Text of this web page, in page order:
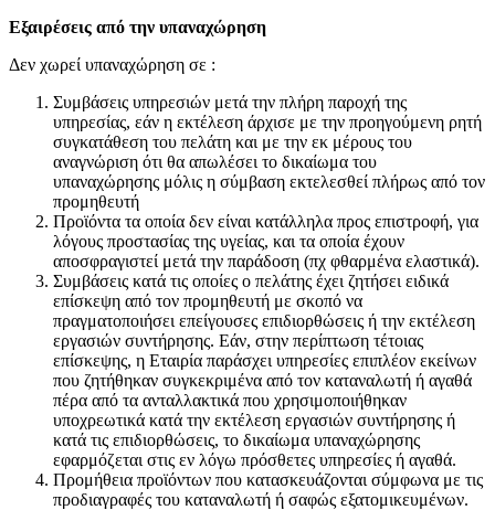
Εξαιρέσεις από την υπαναχώρηση
Δεν χωρεί υπαναχώρηση σε :
Συμβάσεις υπηρεσιών μετά την πλήρη παροχή της
υπηρεσίας, εάν η εκτέλεση άρχισε με την προηγούμενη ρητή
συγκατάθεση του πελάτη και με την εκ μέρους του
αναγνώριση ότι θα απωλέσει το δικαίωμα του
υπαναχώρησης μόλις η σύμβαση εκτελεσθεί πλήρως από τον
προμηθευτή
Προϊόντα τα οποία δεν είναι κατάλληλα προς επιστροφή, για
λόγους προστασίας της υγείας, και τα οποία έχουν
αποσφραγιστεί μετά την παράδοση (πχ φθαρμένα ελαστικά).
Συμβάσεις κατά τις οποίες ο πελάτης έχει ζητήσει ειδικά
επίσκεψη από τον προμηθευτή με σκοπό να
πραγματοποιήσει επείγουσες επιδιορθώσεις ή την εκτέλεση
εργασιών συντήρησης. Εάν, στην περίπτωση τέτοιας
επίσκεψης, η Εταιρία παράσχει υπηρεσίες επιπλέον εκείνων
που ζητήθηκαν συγκεκριμένα από τον καταναλωτή ή αγαθά
πέρα από τα ανταλλακτικά που χρησιμοποιήθηκαν
υποχρεωτικά κατά την εκτέλεση εργασιών συντήρησης ή
κατά τις επιδιορθώσεις, το δικαίωμα υπαναχώρησης
εφαρμόζεται στις εν λόγω πρόσθετες υπηρεσίες ή αγαθά.
Προμήθεια προϊόντων που κατασκευάζονται σύμφωνα με τις
προδιαγραφές του καταναλωτή ή σαφώς εξατομικευμένων.